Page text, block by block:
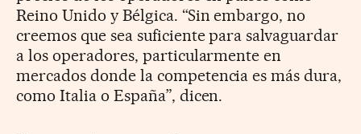
Reino Unido y Bélgica. “Sin embargo, no
creemos que sea suficiente para salvaguardar
a los operadores, particularmente en
mercados donde la competencia es más dura,
como Italia o España”, dicen.